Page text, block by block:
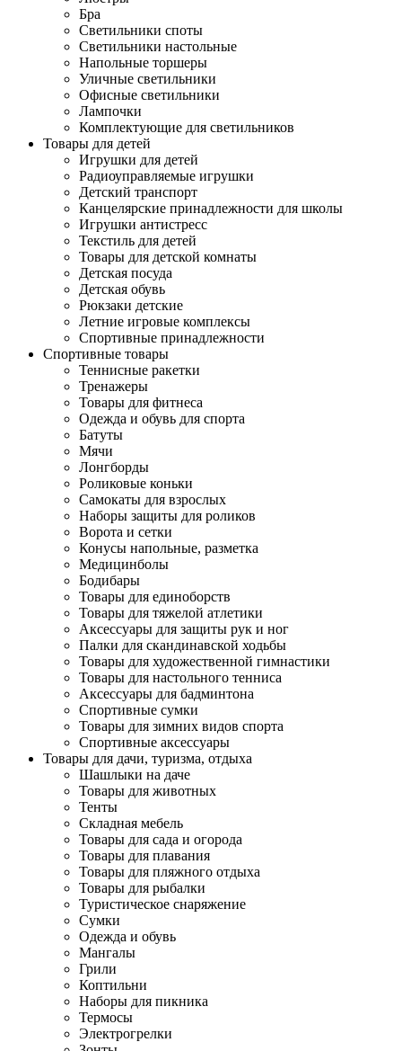
Бра
Светильники споты
Светильники настольные
Напольные торшеры
Уличные светильники
Офисные светильники
Лампочки
Комплектующие для светильников
Товары для детей
Игрушки для детей
Радиоуправляемые игрушки
Детский транспорт
Канцелярские принадлежности для школы
Игрушки антистресс
Текстиль для детей
Товары для детской комнаты
Детская посуда
Детская обувь
Рюкзаки детские
Летние игровые комплексы
Спортивные принадлежности
Спортивные товары
Теннисные ракетки
Тренажеры
Товары для фитнеса
Одежда и обувь для спорта
Батуты
Мячи
Лонгборды
Роликовые коньки
Самокаты для взрослых
Наборы защиты для роликов
Ворота и сетки
Конусы напольные, разметка
Медицинболы
Бодибары
Товары для единоборств
Товары для тяжелой атлетики
Аксессуары для защиты рук и ног
Палки для скандинавской ходьбы
Товары для художественной гимнастики
Товары для настольного тенниса
Аксессуары для бадминтона
Спортивные сумки
Товары для зимних видов спорта
Спортивные аксессуары
Товары для дачи, туризма, отдыха
Шашлыки на даче
Товары для животных
Тенты
Складная мебель
Товары для сада и огорода
Товары для плавания
Товары для пляжного отдыха
Товары для рыбалки
Туристическое снаряжение
Сумки
Одежда и обувь
Мангалы
Грили
Коптильни
Наборы для пикника
Термосы
Электрогрелки